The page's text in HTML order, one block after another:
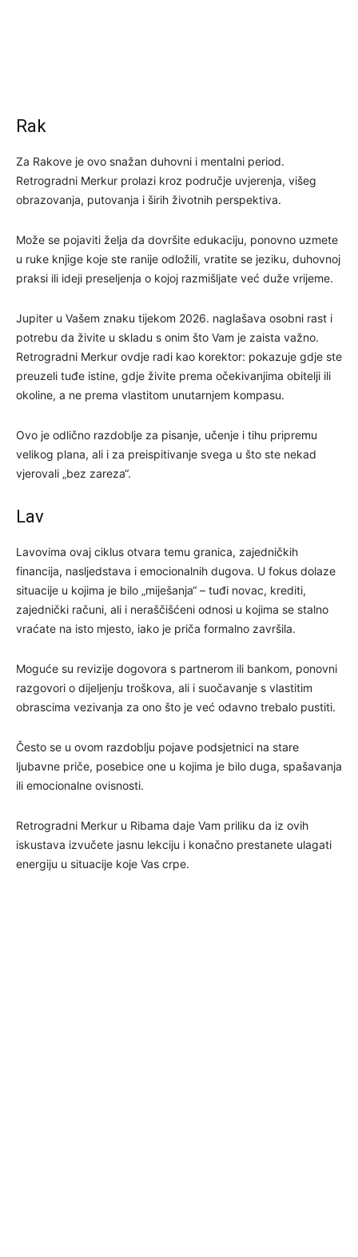
Rak
Za Rakove je ovo snažan duhovni i mentalni period.
Retrogradni Merkur prolazi kroz područje uvjerenja, višeg
obrazovanja, putovanja i širih životnih perspektiva.
Može se pojaviti želja da dovršite edukaciju, ponovno uzmete
u ruke knjige koje ste ranije odložili, vratite se jeziku, duhovnoj
praksi ili ideji preseljenja o kojoj razmišljate već duže vrijeme.
Jupiter u Vašem znaku tijekom 2026. naglašava osobni rast i
potrebu da živite u skladu s onim što Vam je zaista važno.
Retrogradni Merkur ovdje radi kao korektor: pokazuje gdje ste
preuzeli tuđe istine, gdje živite prema očekivanjima obitelji ili
okoline, a ne prema vlastitom unutarnjem kompasu.
Ovo je odlično razdoblje za pisanje, učenje i tihu pripremu
velikog plana, ali i za preispitivanje svega u što ste nekad
vjerovali „bez zareza“.
Lav
Lavovima ovaj ciklus otvara temu granica, zajedničkih
financija, nasljedstava i emocionalnih dugova. U fokus dolaze
situacije u kojima je bilo „miješanja“ – tuđi novac, krediti,
zajednički računi, ali i neraščišćeni odnosi u kojima se stalno
vraćate na isto mjesto, iako je priča formalno završila.
Moguće su revizije dogovora s partnerom ili bankom, ponovni
razgovori o dijeljenju troškova, ali i suočavanje s vlastitim
obrascima vezivanja za ono što je već odavno trebalo pustiti.
Često se u ovom razdoblju pojave podsjetnici na stare
ljubavne priče, posebice one u kojima je bilo duga, spašavanja
ili emocionalne ovisnosti.
Retrogradni Merkur u Ribama daje Vam priliku da iz ovih
iskustava izvučete jasnu lekciju i konačno prestanete ulagati
energiju u situacije koje Vas crpe.